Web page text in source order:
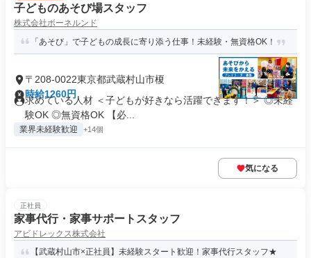
子どものあそび場スタッフ
株式会社ボーネルンド
「あそび」で子どもの成長に寄り添う仕事！未経験・無資格OK！
〒208-0022東京都武蔵村山市榎
時給1260円
求めている人材 ＜子どもが好きなら活躍できます！＞ ◎未経
験OK ◎無資格OK 【必...
業界未経験歓迎 +14個
気になる
正社員
家事代行・家事サポートスタッフ
アビドレックス株式会社
【武蔵村山市×正社員】未経験スタート歓迎！家事代行スタッフ★